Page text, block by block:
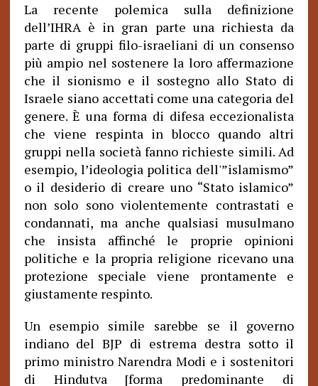
La recente polemica sulla definizione
dell’IHRA è in gran parte una richiesta da
parte di gruppi filo-israeliani di un consenso
più ampio nel sostenere la loro affermazione
che il sionismo e il sostegno allo Stato di
Israele siano accettati come una categoria del
genere. È una forma di difesa eccezionalista
che viene respinta in blocco quando altri
gruppi nella società fanno richieste simili. Ad
esempio, l’ideologia politica dell'”islamismo”
o il desiderio di creare uno “Stato islamico”
non solo sono violentemente contrastati e
condannati, ma anche qualsiasi musulmano
che insista affinché le proprie opinioni
politiche e la propria religione ricevano una
protezione speciale viene prontamente e
giustamente respinto.
Un esempio simile sarebbe se il governo
indiano del BJP di estrema destra sotto il
primo ministro Narendra Modi e i sostenitori
di Hindutva [forma predominante di